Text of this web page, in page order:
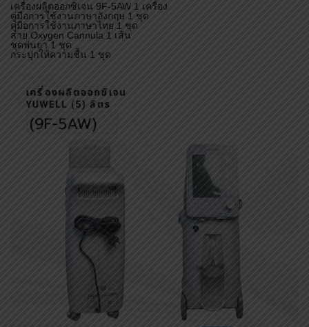
เครื่องผลิตออกซิเจน 9F-5AW 1 เครื่อง
คู่มือการใช้งานภาษาอังกฤษ 1 ชุด
คู่มือการใช้งานภาษาไทย 1 ชุด
สาย Oxygen Cannula 1 เส้น
ชุดพ่นยา 1 ชุด
กระปุกให้ความชื้น 1 ชุด